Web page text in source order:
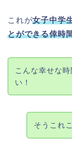
これが女子中学
とができる倖時
こんな幸せな
い！
そうこれ